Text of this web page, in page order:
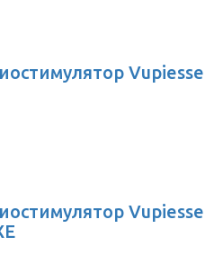
Vupiesse
Vupiesse